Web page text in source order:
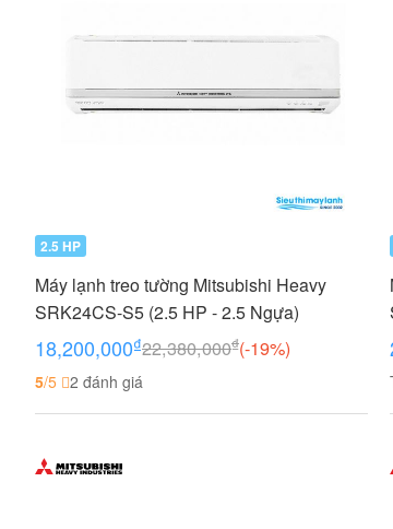
2.5 HP
Máy lạnh treo tường Mitsubishi Heavy
SRK24CS-S5 (2.5 HP - 2.5 Ngựa)
18,200,000₫22,380,000₫(-19%)
5/5 2 đánh giá